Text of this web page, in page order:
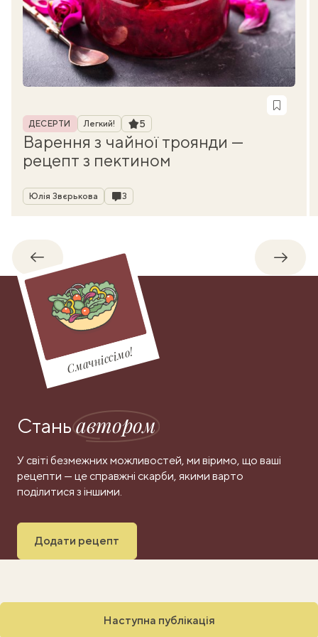
Рубрика
ДЕСЕРТИ Легкий! Рейтинг
5
Варення з чайної троянди —
рецепт з пектином
Автор
Юлія Звєрькова Коментарі
3
Назад
Смачніссімо!
Станьавтором
У світі безмежних можливостей, ми віримо, що ваші
рецепти — це справжні скарби, якими варто
поділитися з іншими.
Додати рецепт
Наступна публікація